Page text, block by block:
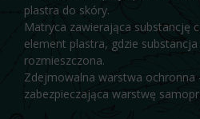
plastra do skóry.
Matryca zawierająca substancję
element plastra, gdzie
rozmieszczona.
Zdejmowalna warstwa ochronna
zabezpieczająca warstwę